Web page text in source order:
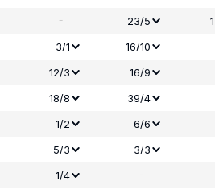
- 23/5
3/1 16/10
12/3
16/9
18/8
39/4
1/2
6/6
5/3
3/3
1/4 -